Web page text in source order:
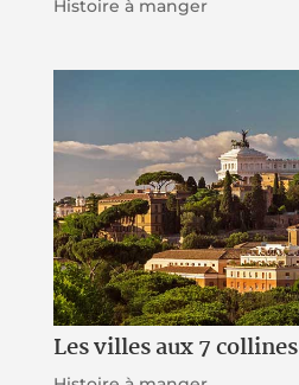
Histoire à manger
Les villes aux 7 collines